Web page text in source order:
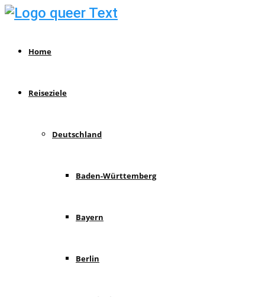
Home
Reiseziele
Deutschland
Baden-Württemberg
Bayern
Berlin